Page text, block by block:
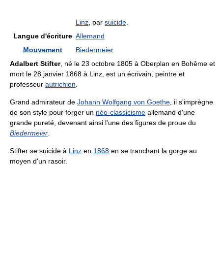
Linz , par suicide
Langue d'écriture Allemand
Mouvement
Biedermeier
Adalbert Stifter, né le 23 octobre 1805 à Oberplan en Bohême et
mort le 28 janvier 1868 à Linz, est un écrivain, peintre et
professeur autrichien
Grand admirateur de Johann Wolfgang von Goethe , il s'imprègne
de son style pour forger un néo-classicisme allemand d'une
grande pureté, devenant ainsi l'une des figures de proue du
Biedermeier
Stifter se suicide à Linz en 1868 en se tranchant la gorge au
moyen d'un rasoir.